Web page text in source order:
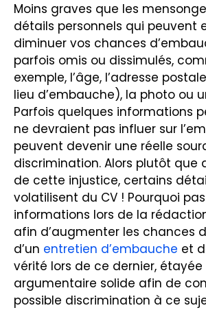
Moins graves que les
détails personnels qui peuvent
diminuer vos chances
parfois omis ou dissimulés,
exemple, l’âge, l’adresse
lieu d’embauche), la photo ou
Parfois quelques informations
ne devraient pas influer sur
peuvent devenir une réelle
discrimination. Alors plutôt que
de cette injustice, certains
volatilisent du CV ! Pourquoi
informations lors de la
afin d’augmenter les chances
d’un entretien d’embauche et
vérité lors de ce dernier, étayée
argumentaire solide afin de
possible discrimination à ce